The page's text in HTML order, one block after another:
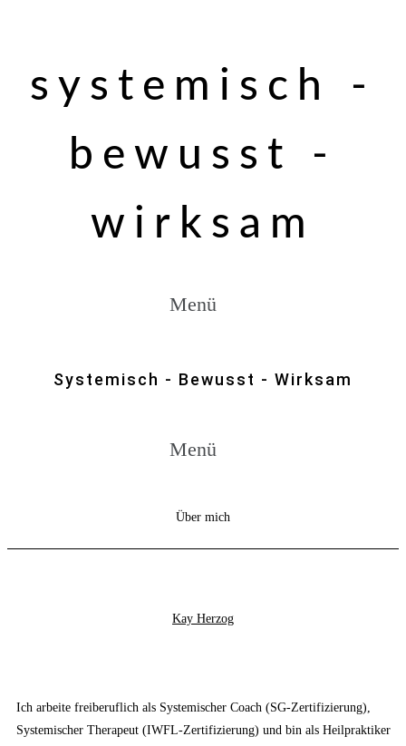
systemisch -
bewusst -
wirksam
Menü
Systemisch - Bewusst - Wirksam
Menü
Über mich
Kay Herzog
Ich arbeite freiberuflich als Systemischer Coach (SG-Zertifizierung),
Systemischer Therapeut (IWFL-Zertifizierung) und bin als Heilpraktiker